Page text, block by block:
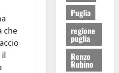
che
Puglia
regione
puglia
Renzo
Rubino